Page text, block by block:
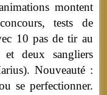
montent
tests de
10 pas de tir au
deux sangliers
Nouveauté :
se perfectionner.